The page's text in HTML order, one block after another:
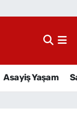
Asayiş Yaşam